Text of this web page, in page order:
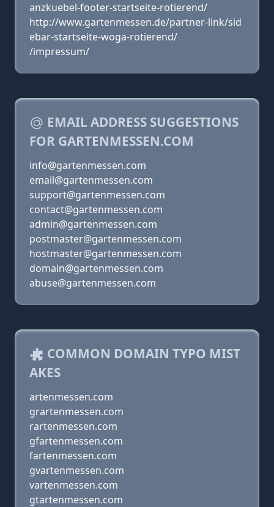
anzkuebel-footer-startseite-rotierend/
http://www.gartenmessen.de/partner-link/sid
ebar-startseite-woga-rotierend/
/impressum/
EMAIL ADDRESS SUGGESTIONS
FOR GARTENMESSEN.COM
info@gartenmessen.com
email@gartenmessen.com
support@gartenmessen.com
contact@gartenmessen.com
admin@gartenmessen.com
postmaster@gartenmessen.com
hostmaster@gartenmessen.com
domain@gartenmessen.com
abuse@gartenmessen.com
COMMON DOMAIN TYPO MIST
AKES
artenmessen.com
grartenmessen.com
rartenmessen.com
gfartenmessen.com
fartenmessen.com
gvartenmessen.com
vartenmessen.com
gtartenmessen.com